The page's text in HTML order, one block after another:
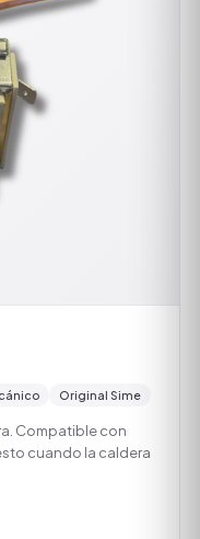
Original Sime
Compatible con
cuando la caldera